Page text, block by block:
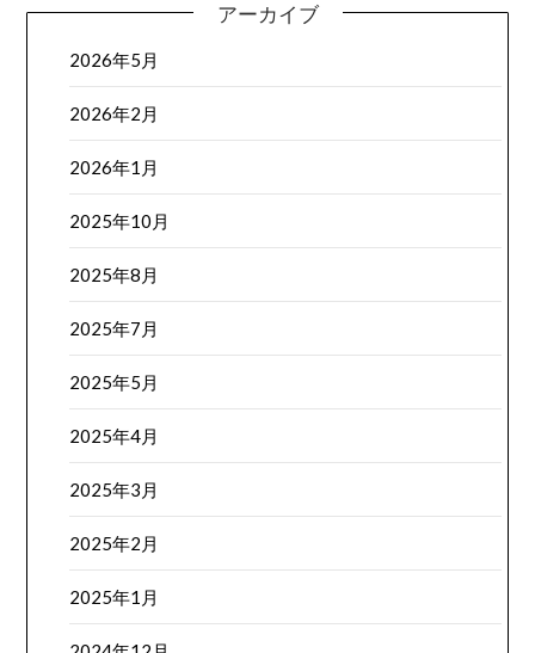
アーカイブ
2026年5月
2026年2月
2026年1月
2025年10月
2025年8月
2025年7月
2025年5月
2025年4月
2025年3月
2025年2月
2025年1月